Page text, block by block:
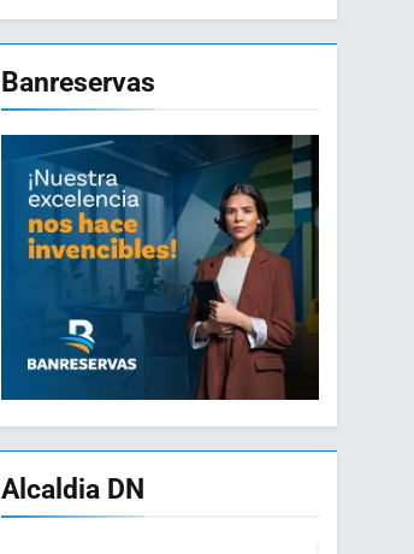
Banreservas
Alcaldia DN